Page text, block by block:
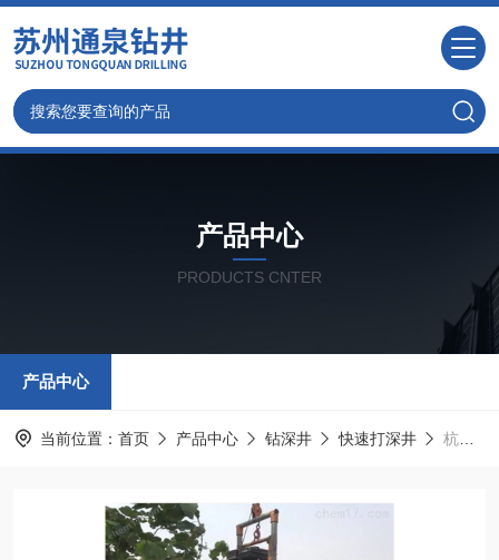
产品中心
PRODUCTS CNTER
产品中心
当前位置： 首页 产品中心 钻深井 快速打深井 杭州钻井/杭州打石头深井专注深井工程